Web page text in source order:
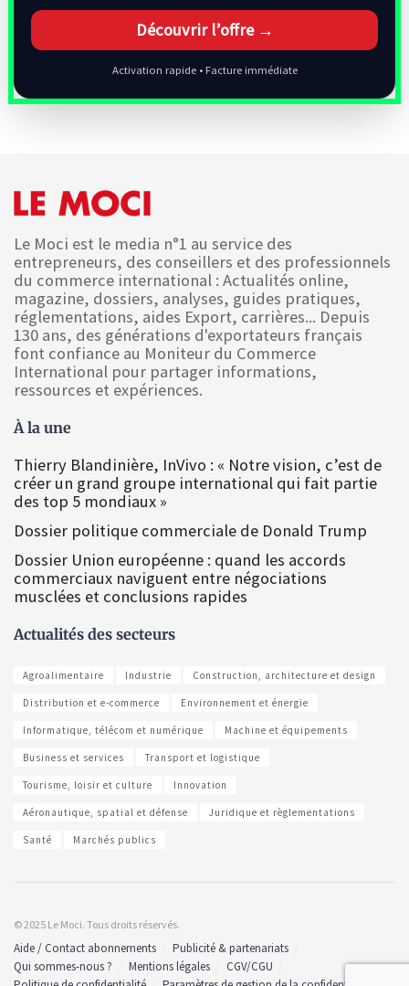
Découvrir l’offre →
Activation rapide • Facture immédiate
Le Moci est le media n°1 au service des
entrepreneurs, des conseillers et des professionnels
du commerce international : Actualités online,
magazine, dossiers, analyses, guides pratiques,
réglementations, aides Export, carrières... Depuis
130 ans, des générations d'exportateurs français
font confiance au Moniteur du Commerce
International pour partager informations,
ressources et expériences.
À la une
Thierry Blandinière, InVivo : « Notre vision, c’est de
créer un grand groupe international qui fait partie
des top 5 mondiaux »
Dossier politique commerciale de Donald Trump
Dossier Union européenne : quand les accords
commerciaux naviguent entre négociations
musclées et conclusions rapides
Actualités des secteurs
Agroalimentaire Industrie Construction, architecture et design
Distribution et e-commerce Environnement et énergie
Informatique, télécom et numérique Machine et équipements
Business et services Transport et logistique
Tourisme, loisir et culture Innovation
Aéronautique, spatial et défense Juridique et règlementations
Santé Marchés publics
© 2025 Le Moci. Tous droits réservés.
Aide / Contact abonnements
Publicité & partenariats
Qui sommes-nous ?
Mentions légales
CGV/CGU